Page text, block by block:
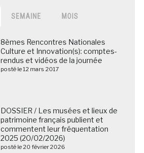
SEMAINE MOIS
8èmes Rencontres Nationales
Culture et Innovation(s): comptes-
rendus et vidéos de la journée
posté le 12 mars 2017
DOSSIER / Les musées et lieux de
patrimoine français publient et
commentent leur fréquentation
2025 (20/02/2026)
posté le 20 février 2026